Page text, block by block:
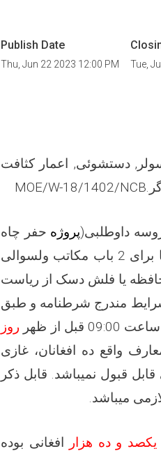
Publish Date
Thu, Jun 22 2023 12:00 PM Tue,
دستشوئی, اعمار کثافت
MOE/W-18/1402/NCB
داوطلبی)پروژه حفر چاه
آب معه سیستم سولر, دستشوئی, اعمار کثافت دانی و تشناب ها برای 2 باب مکاتب ولسوالی
یا فلش دسک از ریاست
مندرج شرطنامه و طبق
ساعت 09:00 قبل از ظهر
روز
واقع ده افغانان، غازی
قبول نمیباشد قابل ذکر
میباشد.
افغانی بوده